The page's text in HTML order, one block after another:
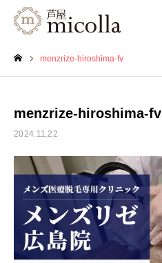
menzrize-hiroshima-fv
menzrize-hiroshima-fv
2024.11.22